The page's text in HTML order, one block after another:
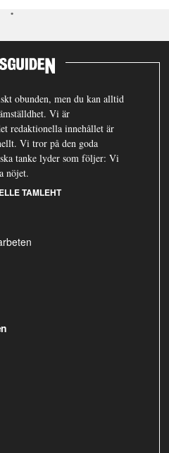
obunden, men du kan alltid
Vi är
redaktionella innehållet är
Vi tror på den goda
tanke lyder som följer: Vi
nöjet.
TAMLEHT